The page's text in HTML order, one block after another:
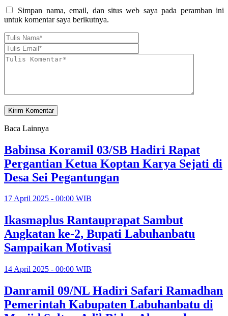
Simpan nama, email, dan situs web saya pada peramban ini
untuk komentar saya berikutnya.
Baca Lainnya
Babinsa Koramil 03/SB Hadiri Rapat
Pergantian Ketua Koptan Karya Sejati di
Desa Sei Pegantungan
17 April 2025 - 00:00 WIB
Ikasmaplus Rantauprapat Sambut
Angkatan ke-2, Bupati Labuhanbatu
Sampaikan Motivasi
14 April 2025 - 00:00 WIB
Danramil 09/NL Hadiri Safari Ramadhan
Pemerintah Kabupaten Labuhanbatu di